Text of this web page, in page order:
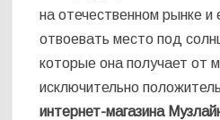
на отечественном рынке и
отвоевать место под
которые она получает от
исключительно
интернет-магазина